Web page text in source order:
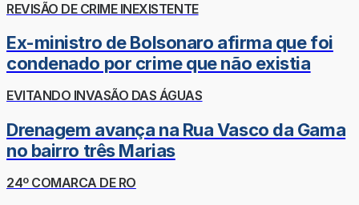
REVISÃO DE CRIME INEXISTENTE
Ex-ministro de Bolsonaro afirma que foi
condenado por crime que não existia
EVITANDO INVASÃO DAS ÁGUAS
Drenagem avança na Rua Vasco da Gama
no bairro três Marias
24º COMARCA DE RO